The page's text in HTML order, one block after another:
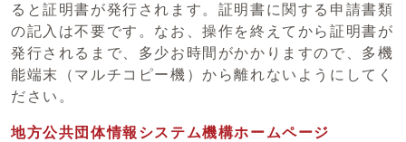
ると証明書が発行されます。証明書に関する申請書類
の記入は不要です。なお、操作を終えてから証明書が
発行されるまで、多少お時間がかかりますので、多機
能端末（マルチコピー機）から離れないようにしてく
ださい。
地方公共団体情報システム機構ホームページ